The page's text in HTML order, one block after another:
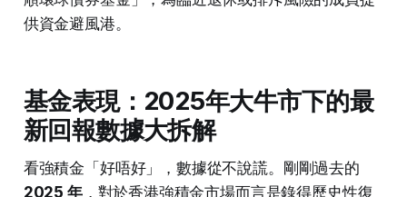
供資金避風港。
基金表現：2025年大牛市下的最
新回報數據大拆解
看強積金「好唔好」，數據從不說謊。剛剛過去的
2025 年，對於香港強積金市場而言是錄得歷史性復